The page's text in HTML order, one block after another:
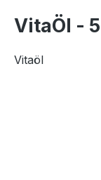
VitaÖl -
Vitaöl